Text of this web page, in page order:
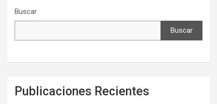
Buscar
Buscar
Publicaciones Recientes